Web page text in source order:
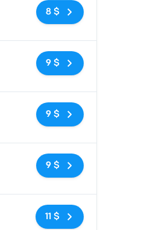
8 $
Pas de balises
9 $
Pas de balises
9 $
Pas de balises
9 $
Pas de balises
11 $